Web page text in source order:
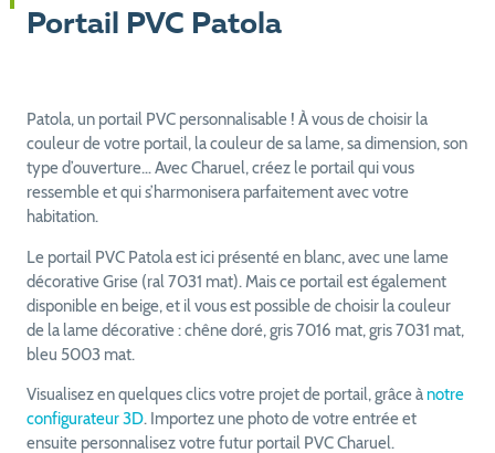
Portail PVC Patola
Patola, un portail PVC personnalisable ! À vous de choisir la
couleur de votre portail, la couleur de sa lame, sa dimension, son
type d’ouverture… Avec Charuel, créez le portail qui vous
ressemble et qui s’harmonisera parfaitement avec votre
habitation.
Le portail PVC Patola est ici présenté en blanc, avec une lame
décorative Grise (ral 7031 mat). Mais ce portail est également
disponible en beige, et il vous est possible de choisir la couleur
de la lame décorative : chêne doré, gris 7016 mat, gris 7031 mat,
bleu 5003 mat.
Visualisez en quelques clics votre projet de portail, grâce à notre
configurateur 3D. Importez une photo de votre entrée et
ensuite personnalisez votre futur portail PVC Charuel.